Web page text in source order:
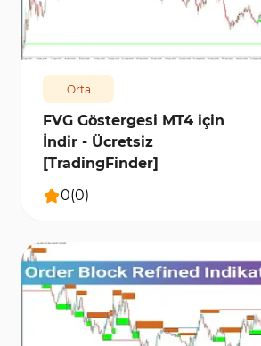
Orta
FVG Göstergesi MT4 için
İndir - Ücretsiz
[TradingFinder]
0(0)
8305 0